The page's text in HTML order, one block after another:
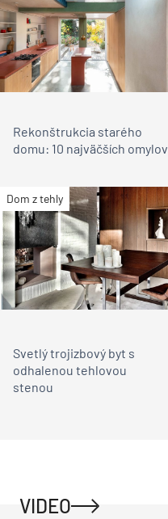
Rekonštrukcia starého
domu: 10 najväčších omylov
Dom z tehly
Svetlý trojizbový byt s
odhalenou tehlovou
stenou
VIDEO